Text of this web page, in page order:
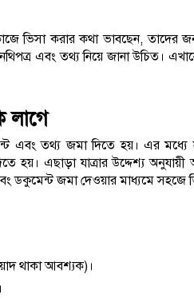
ভিসা করার কথা ভাবছেন, তাদের
এবং তথ্য নিয়ে জানা উচিত।
লাগে
এবং তথ্য জমা দিতে হয়। এর
হয়। এছাড়া যাত্রার উদ্দেশ্য
ডকুমেন্ট জমা দেওয়ার মাধ্যমে সহজে
থাকা আবশ্যক)।